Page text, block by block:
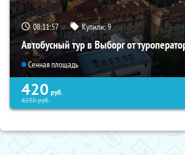
08:11:55 Купили:9
Автобусный тур в Выборг от
Сенная площадь
420 руб.
4230руб.